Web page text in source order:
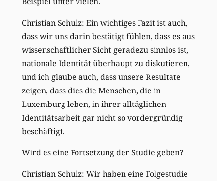
Christian Schulz: Ein wichtiges Fazit ist auch,
dass wir uns darin bestätigt fühlen, dass es aus
wissenschaftlicher Sicht geradezu sinnlos ist,
nationale Identität überhaupt zu diskutieren,
und ich glaube auch, dass unsere Resultate
zeigen, dass dies die Menschen, die in
Luxemburg leben, in ihrer alltäglichen
Identitätsarbeit gar nicht so vordergründig
beschäftigt.
Wird es eine Fortsetzung der Studie geben?
Christian Schulz: Wir haben eine Folgestudie